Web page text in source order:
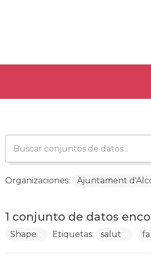
1 conjunto de datos
Organizaciones: Ajuntament
Shape Etiquetas: salut